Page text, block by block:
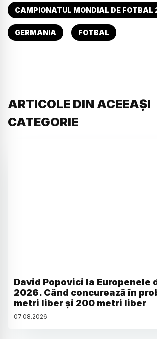
CAMPIONATUL MONDIAL DE FOTBAL
GERMANIA FOTBAL
ARTICOLE DIN ACEEAȘI
CATEGORIE
David Popovici la Europenele
2026. Când concurează în
metri liber și 200 metri liber
07.08.2026